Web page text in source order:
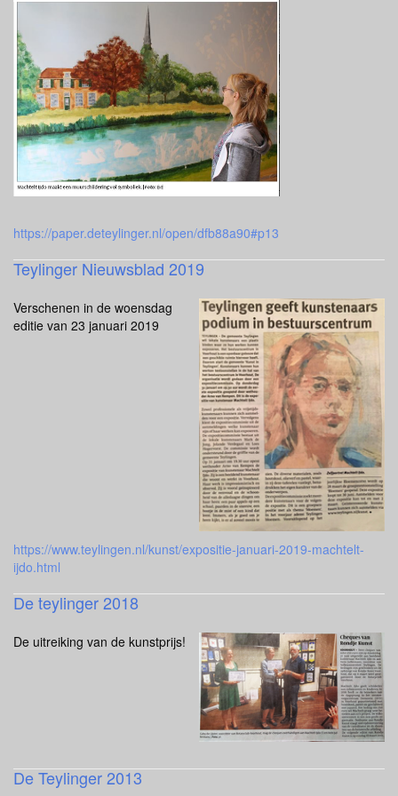
https://paper.deteylinger.nl/open/dfb88a90#p13
Teylinger Nieuwsblad 2019
Verschenen in de woensdag
editie van 23 januari 2019
https://www.teylingen.nl/kunst/expositie-januari-2019-machtelt-
ijdo.html
De teylinger 2018
De uitreiking van de kunstprijs!
De Teylinger 2013